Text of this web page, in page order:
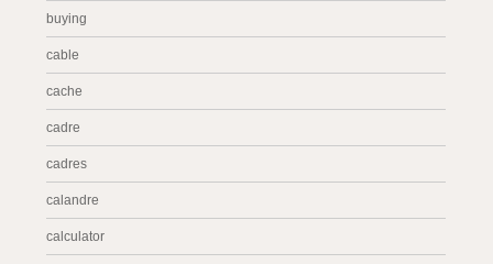
buying
cable
cache
cadre
cadres
calandre
calculator